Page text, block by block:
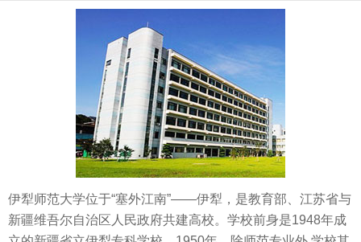
伊犁师范大学位于“塞外江南”——伊犁，是教育部、江苏省与
新疆维吾尔自治区人民政府共建高校。学校前身是1948年成